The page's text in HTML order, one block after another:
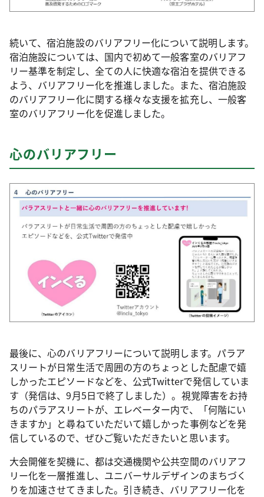
続いて、宿泊施設のバリアフリー化について説明します。
宿泊施設については、国内で初めて一般客室のバリアフ
リー基準を制定し、全ての人に快適な宿泊を提供できる
よう、バリアフリー化を推進しました。また、宿泊施設
のバリアフリー化に関する様々な支援を拡充し、一般客
室のバリアフリー化を促進しました。
心のバリアフリー
最後に、心のバリアフリーについて説明します。パラア
スリートが日常生活で周囲の方のちょっとした配慮で嬉
しかったエピソードなどを、公式Twitterで発信していま
す（発信は、9月5日で終了しました）。視覚障害をお持
ちのパラアスリートが、エレベーター内で、「何階にい
きますか」と尋ねていただいて嬉しかった事例などを発
信しているので、ぜひご覧いただきたいと思います。
大会開催を契機に、都は交通機関や公共空間のバリアフ
リー化を一層推進し、ユニバーサルデザインのまちづく
りを加速させてきました。引き続き、バリアフリー化を